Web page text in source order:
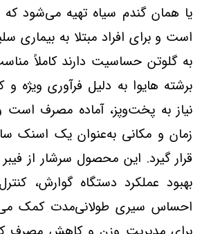
یا همان گندم سیاه تهیه می‌شود که
است و برای افراد مبتلا به بیماری
به گلوتن حساسیت دارند کاملاً
برشته هایوا به دلیل فرآوری ویژه و
نیاز به پخت‌وپز، آماده مصرف است
زمان و مکانی به‌عنوان یک اسنک
قرار گیرد. این محصول سرشار از
بهبود عملکرد دستگاه گوارش،
احساس سیری طولانی‌مدت کمک